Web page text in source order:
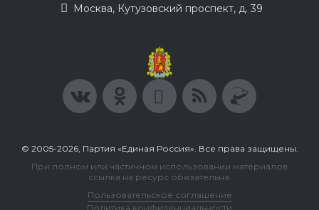
Москва, Кутузовский проспект, д. 39
© 2005-2026, Партия «Единая Россия». Все права защищены.
При полном или частичном использовании материалов
ссылка на ресурс обязательна.
Пользовательское соглашение
Политика конфиденциальности